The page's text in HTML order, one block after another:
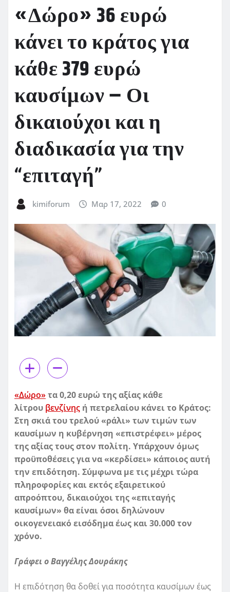
«Δώρο» 36 ευρώ
κάνει το κράτος για
κάθε 379 ευρώ
καυσίμων – Οι
δικαιούχοι και η
διαδικασία για την
“επιταγή”
kimiforum Μαρ 17, 2022 0
«Δώρο»τα 0,20 ευρώ της αξίας κάθε
λίτρου βενζίνης ή πετρελαίου κάνει το Κράτος:
Στη σκιά του τρελού «ράλι» των τιμών των
καυσίμων η κυβέρνηση «επιστρέφει» μέρος
της αξίας τους στον πολίτη. Υπάρχουν όμως
προϋποθέσεις για να «κερδίσει» κάποιος αυτή
την επιδότηση. Σύμφωνα με τις μέχρι τώρα
πληροφορίες και εκτός εξαιρετικού
απροόπτου, δικαιούχοι της «επιταγής
καυσίμων» θα είναι όσοι δηλώνουν
οικογενειακό εισόδημα έως και 30.000 τον
χρόνο.
Γράφει ο Βαγγέλης Δουράκης
Η επιδότηση θα δοθεί για ποσότητα καυσίμων έως